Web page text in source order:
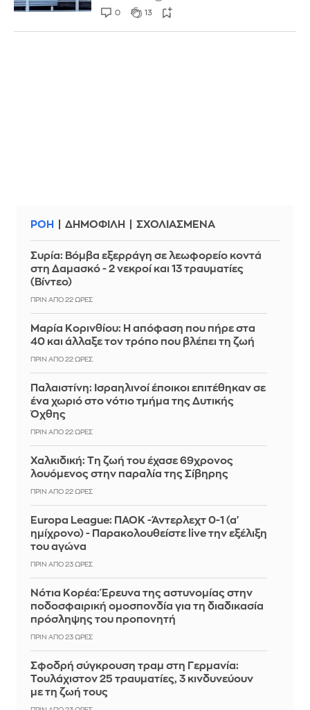
0 13
ΡΟΗ ΔΗΜΟΦΙΛΗ ΣΧΟΛΙΑΣΜΕΝΑ
Συρία: Βόμβα εξερράγη σε λεωφορείο κοντά
στη Δαμασκό - 2 νεκροί και 13 τραυματίες
(Βίντεο)
ΠΡΙΝ ΑΠΌ 22 ΏΡΕΣ
Μαρία Κορινθίου: Η απόφαση που πήρε στα
40 και άλλαξε τον τρόπο που βλέπει τη ζωή
ΠΡΙΝ ΑΠΌ 22 ΏΡΕΣ
Παλαιστίνη: Ισραηλινοί έποικοι επιτέθηκαν σε
ένα χωριό στο νότιο τμήμα της Δυτικής
Όχθης
ΠΡΙΝ ΑΠΌ 22 ΏΡΕΣ
Χαλκιδική: Τη ζωή του έχασε 69χρονος
λουόμενος στην παραλία της Σίβηρης
ΠΡΙΝ ΑΠΌ 22 ΏΡΕΣ
Europa League: ΠΑΟΚ -Άντερλεχτ 0-1 (α'
ημίχρονο) - Παρακολουθείστε live την εξέλιξη
του αγώνα
ΠΡΙΝ ΑΠΌ 23 ΏΡΕΣ
Νότια Κορέα: Έρευνα της αστυνομίας στην
ποδοσφαιρική ομοσπονδία για τη διαδικασία
πρόσληψης του προπονητή
ΠΡΙΝ ΑΠΌ 23 ΏΡΕΣ
Σφοδρή σύγκρουση τραμ στη Γερμανία:
Τουλάχιστον 25 τραυματίες, 3 κινδυνεύουν
με τη ζωή τους